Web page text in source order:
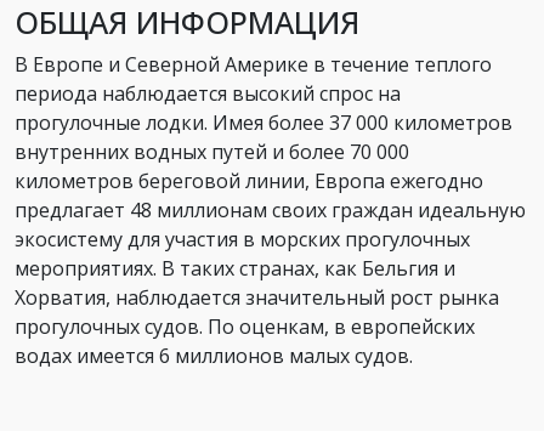
ОБЩАЯ ИНФОРМАЦИЯ
В Европе и Северной Америке в течение теплого
периода наблюдается высокий спрос на
прогулочные лодки. Имея более 37 000 километров
внутренних водных путей и более 70 000
километров береговой линии, Европа ежегодно
предлагает 48 миллионам своих граждан идеальную
экосистему для участия в морских прогулочных
мероприятиях. В таких странах, как Бельгия и
Хорватия, наблюдается значительный рост рынка
прогулочных судов. По оценкам, в европейских
водах имеется 6 миллионов малых судов.